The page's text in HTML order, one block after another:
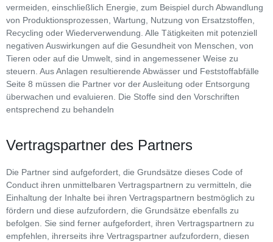
vermeiden, einschließlich Energie, zum Beispiel durch Abwandlung
von Produktionsprozessen, Wartung, Nutzung von Ersatzstoffen,
Recycling oder Wiederverwendung. Alle Tätigkeiten mit potenziell
negativen Auswirkungen auf die Gesundheit von Menschen, von
Tieren oder auf die Umwelt, sind in angemessener Weise zu
steuern. Aus Anlagen resultierende Abwässer und Feststoffabfälle
Seite 8 müssen die Partner vor der Ausleitung oder Entsorgung
überwachen und evaluieren. Die Stoffe sind den Vorschriften
entsprechend zu behandeln
Vertragspartner des Partners
Die Partner sind aufgefordert, die Grundsätze dieses Code of
Conduct ihren unmittelbaren Vertragspartnern zu vermitteln, die
Einhaltung der Inhalte bei ihren Vertragspartnern bestmöglich zu
fördern und diese aufzufordern, die Grundsätze ebenfalls zu
befolgen. Sie sind ferner aufgefordert, ihren Vertragspartnern zu
empfehlen, ihrerseits ihre Vertragspartner aufzufordern, diesen